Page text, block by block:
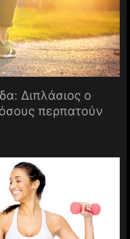
Διπλάσιος ο
περπατούν